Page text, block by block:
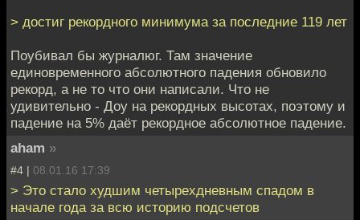
> достиг рекордного минимума за последние 119 лет
Поубивал бы журналюг. Там значение
единовременного абсолютного падения обновило
рекорд, а не то что они написали. Что не
удивительно - Доу на рекордных высотах, поэтому и
падение на 5% даёт рекордное абсолютное падение.
aham »
#4 | 08.01.16 17:39
> Это стало худшим четырехдневным спадом в
начале года за всю историю подсчетов